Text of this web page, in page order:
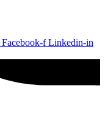
Facebook-f Linkedin-in